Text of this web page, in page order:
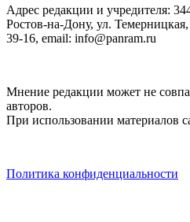
Адрес редакции и учредителя:
Ростов-на-Дону, ул.
39-16, email: info@panram.ru
Мнение редакции может не
авторов.
При использовании материалов
Политика конфиденциальности